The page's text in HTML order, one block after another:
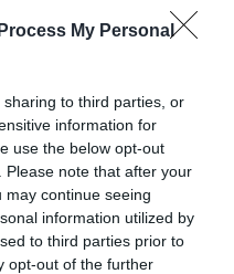
My Personal
to third parties, or
information for
use the below opt-out
note that after your
continue seeing
information utilized by
to third parties prior to
opt-out of the further
stretáva svetová